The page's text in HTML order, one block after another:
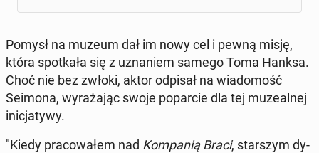
Pomysł na muzeum dał im nowy cel i pewną misję,
która spo­tka­ła się z uzna­niem samego Toma Hanksa.
Choć nie bez zwłoki, aktor odpisał na wia­do­mość
Seimona, wy­ra­ża­jąc swoje po­par­cie dla tej mu­ze­al­nej
ini­cja­ty­wy.
"Kiedy pra­co­wa­łem nad Kom­pa­nią Braci, star­szym dy­